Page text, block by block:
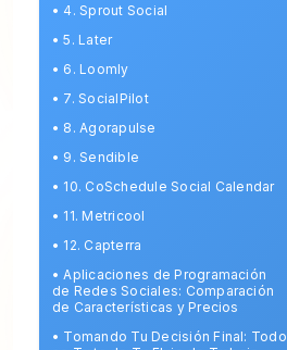
• 4. Sprout Social
•5. Later
• 6. Loomly
• 7. SocialPilot
• 8. Agorapulse
• 9. Sendible
• 10. CoSchedule Social Calendar
• 11. Metricool
• 12. Capterra
•Aplicaciones de Programación
de Redes Sociales: Comparación
de Características y Precios
• Tomando Tu Decisión Final: Todo